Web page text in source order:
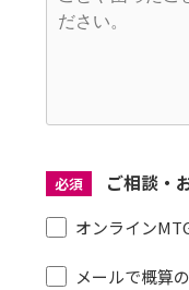
必須 ご相談・
オンライン
メールで概算